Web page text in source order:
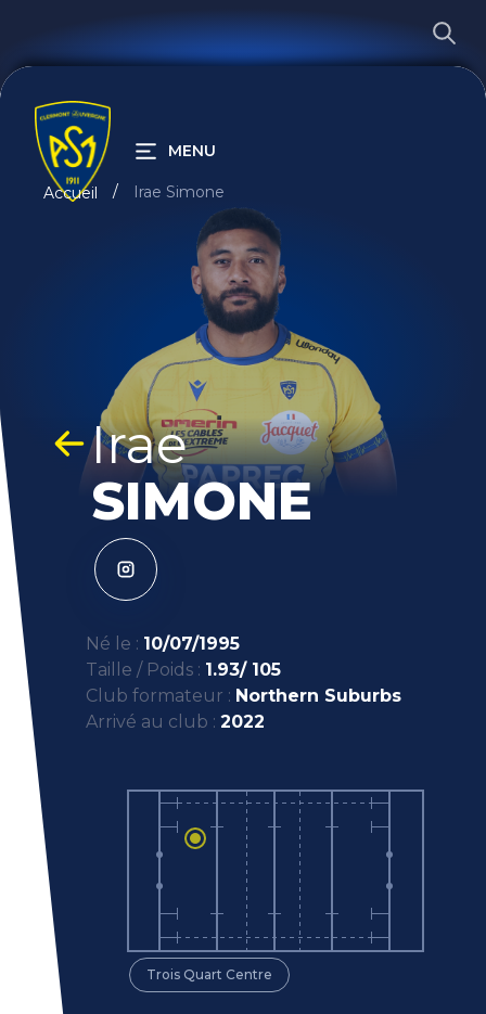
RECHERCHER
MENU
Accueil Irae Simone
Irae
SIMONE
Né le : 10/07/1995
Taille / Poids : 1.93/ 105
Club formateur : Northern Suburbs
Arrivé au club : 2022
Trois Quart Centre